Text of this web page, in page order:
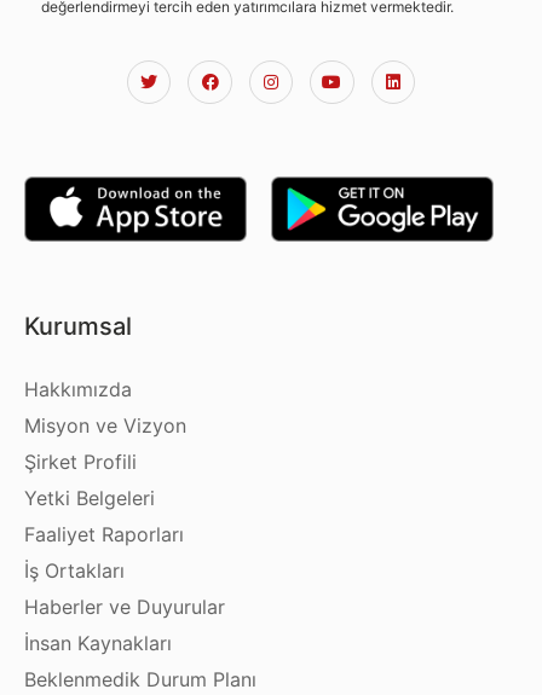
değerlendirmeyi tercih eden yatırımcılara hizmet vermektedir.
Kurumsal
Hakkımızda
Misyon ve Vizyon
Şirket Profili
Yetki Belgeleri
Faaliyet Raporları
İş Ortakları
Haberler ve Duyurular
İnsan Kaynakları
Beklenmedik Durum Planı